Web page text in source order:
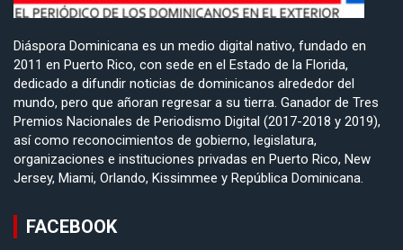
Diáspora Dominicana es un medio digital nativo, fundado en
2011 en Puerto Rico, con sede en el Estado de la Florida,
dedicado a difundir noticias de dominicanos alrededor del
mundo, pero que añoran regresar a su tierra. Ganador de Tres
Premios Nacionales de Periodismo Digital (2017-2018 y 2019),
así como reconocimientos de gobierno, legislatura,
organizaciones e instituciones privadas en Puerto Rico, New
Jersey, Miami, Orlando, Kissimmee y República Dominicana.
FACEBOOK